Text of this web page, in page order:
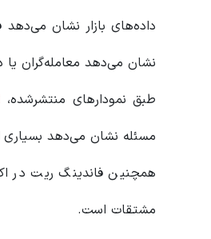
داده‌های بازار نشان
نشان می‌دهد معامله‌گران
طبق نمودارهای منتشرشده،
مسئله نشان می‌دهد بسیاری
همچنین فاندینگ ریت در
مشتقات است.